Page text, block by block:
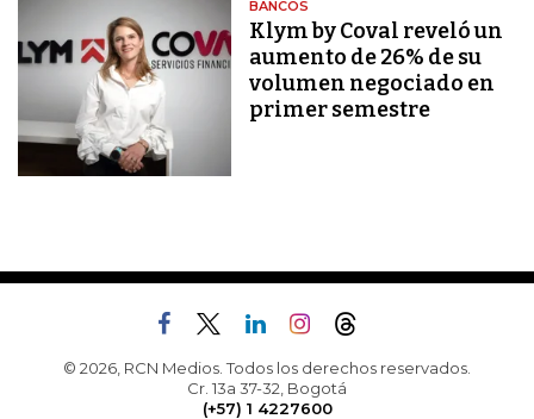
BANCOS
Klym by Coval reveló un
aumento de 26% de su
volumen negociado en
primer semestre
© 2026, RCN Medios. Todos los derechos reservados.
Cr. 13a 37-32, Bogotá
(+57) 1 4227600